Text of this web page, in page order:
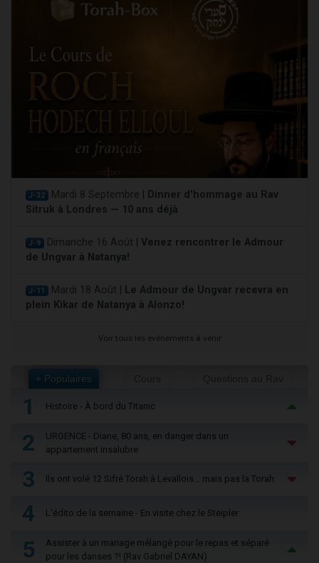
J-32 Mardi 8 Septembre |
Dinner d'hommage au Rav
Sitruk à Londres — 10 ans déjà
J-9 Dimanche 16 Août | Venez rencontrer le Admour
de Ungvar à Natanya!
J-11 Mardi 18 Août |
Le Admour de Ungvar recevra en
plein Kikar de Natanya à Alonzo!
Voir tous les événements à venir
+ Populaires
1 Histoire - À bord du Titanic
2
URGENCE - Diane, 80 ans, en danger dans un
appartement insalubre
3 Ils ont volé 12 Sifré Torah à Levallois… mais pas la Torah
4 L'édito de la semaine - En visite chez le Steipler
5
Assister à un mariage mélangé pour le repas et séparé
pour les danses ?! (Rav Gabriel DAYAN)